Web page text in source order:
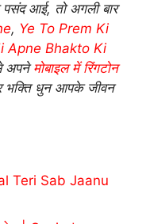
आई, तो अगली बार
, Ye To Prem Ki
Apne Bhakto Ki
अपनेमोबाइल में रिंगटोन
भक्ति धुन आपके जीवन
Teri Sab Jaanu